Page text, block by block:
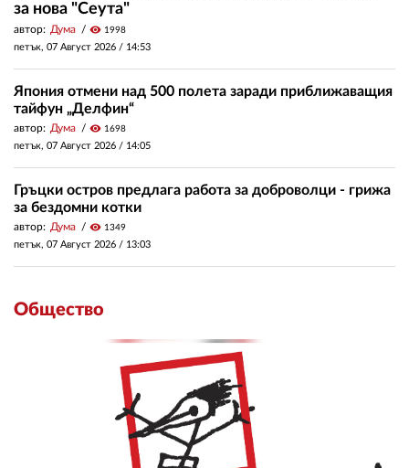
за нова "Сеута"
автор: Дума visibility 1998
петък, 07 Август 2026 / 14:53
Япония отмени над 500 полета заради приближаващия
тайфун „Делфин“
автор: Дума visibility 1698
петък, 07 Август 2026 / 14:05
Гръцки остров предлага работа за доброволци - грижа
за бездомни котки
автор: Дума visibility 1349
петък, 07 Август 2026 / 13:03
Общество